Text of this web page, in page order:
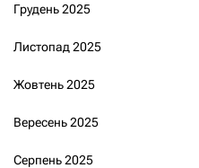
Грудень 2025
Листопад 2025
Жовтень 2025
Вересень 2025
Серпень 2025